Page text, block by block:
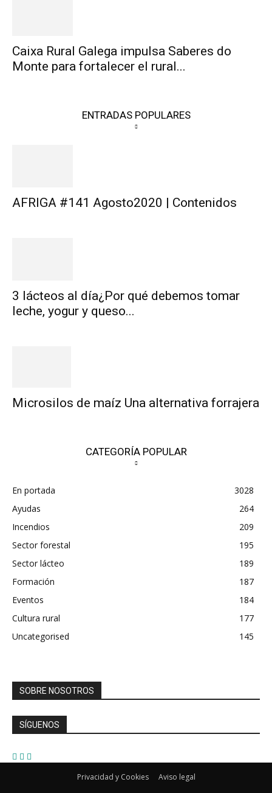
Caixa Rural Galega impulsa Saberes do
Monte para fortalecer el rural...
ENTRADAS POPULARES
AFRIGA #141 Agosto2020 | Contenidos
3 lácteos al día¿Por qué debemos tomar
leche, yogur y queso...
Microsilos de maíz Una alternativa forrajera
CATEGORÍA POPULAR
En portada
3028
Ayudas
264
Incendios
209
Sector forestal
195
Sector lácteo
189
Formación
187
Eventos
184
Cultura rural
177
Uncategorised
145
SOBRE NOSOTROS
SÍGUENOS
Privacidad y Cookies Aviso legal